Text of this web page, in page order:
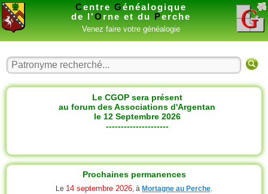
Centre Généalogique
de l'O rne et du Perche
Venez faire votre généalogie
Le CGOP sera présent
au forum des Associations d'Argentan
le 12 Septembre 2026
---------------------
Prochaines permanences
Le 14 septembre 2026, à Mortagne au Perche.